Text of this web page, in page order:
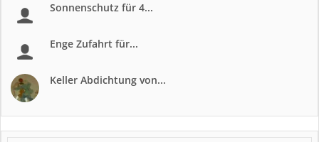
Sonnenschutz für 4...
Enge Zufahrt für...
Keller Abdichtung von...